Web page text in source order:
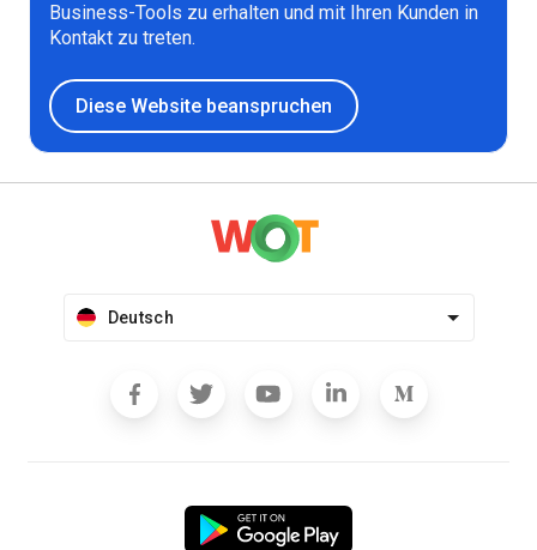
Business-Tools zu erhalten und mit Ihren Kunden in
Kontakt zu treten.
Diese Website beanspruchen
Deutsch